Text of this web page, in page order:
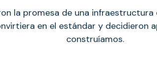
la promesa de una
en el estándar y decidieron
construíamos.